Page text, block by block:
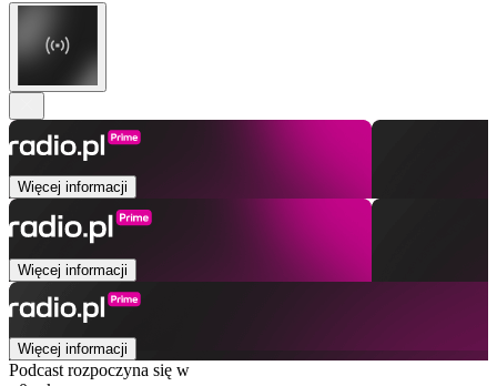
Więcej informacji
Więcej informacji
Więcej informacji
Podcast rozpoczyna się w